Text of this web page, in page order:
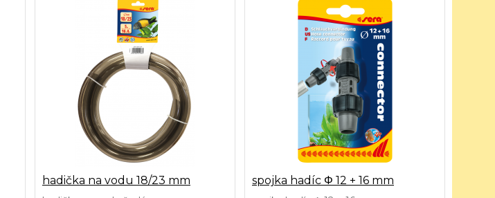
hadička na vodu 18/23 mm spojka hadíc Φ 12 + 16 mm